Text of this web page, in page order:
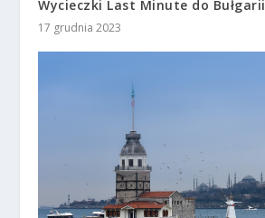
Wycieczki Last Minute do Bułgarii
17 grudnia 2023